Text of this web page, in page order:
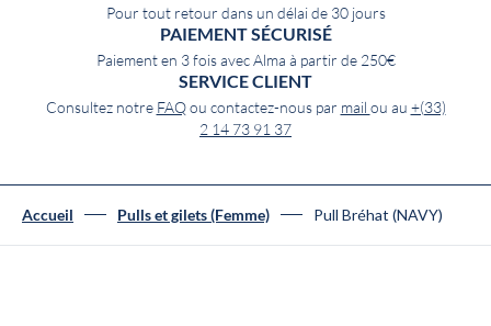
Pour tout retour dans un délai de 30 jours
PAIEMENT SÉCURISÉ
Paiement en 3 fois avec Alma à partir de 250€
SERVICE CLIENT
Consultez notre FAQou contactez-nous par mail ou au +(33)
2 14 73 91 37
Accueil Pulls et gilets (Femme) Pull Bréhat (NAVY)